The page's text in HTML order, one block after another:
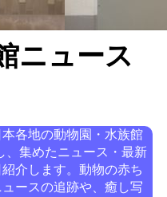
ニュース
各地の動物園・水族館
、集めたニュース・最新
介します。動物の赤ち
ースの追跡や、癒し写